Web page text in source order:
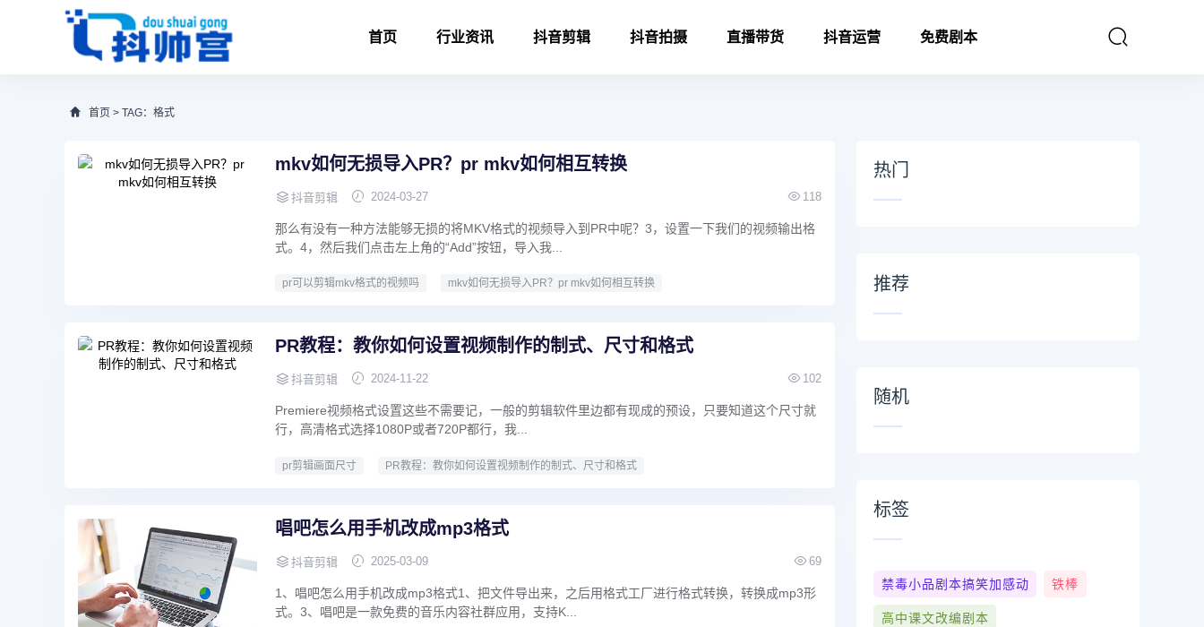
首页 行业资讯 抖音剪辑 抖音拍摄 直播带货 抖音运营 免费剧本
首页 > TAG：格式
mkv如何无损导入PR？pr mkv如何相互转换
抖音剪辑 2024-03-27 118
那么有没有一种方法能够无损的将MKV格式的视频导入到PR中呢？3，设置一下我们的视频输出格
式。4，然后我们点击左上角的“Add”按钮，导入我...
pr可以剪辑mkv格式的视频吗 mkv如何无损导入PR？pr mkv如何相互转换
PR教程：教你如何设置视频制作的制式、尺寸和格式
抖音剪辑 2024-11-22 102
Premiere视频格式设置这些不需要记，一般的剪辑软件里边都有现成的预设，只要知道这个尺寸就
行，高清格式选择1080P或者720P都行，我...
pr剪辑画面尺寸 PR教程：教你如何设置视频制作的制式、尺寸和格式
唱吧怎么用手机改成mp3格式
抖音剪辑 2025-03-09 69
1、唱吧怎么用手机改成mp3格式1、把文件导出来，之后用格式工厂进行格式转换，转换成mp3形
式。3、唱吧是一款免费的音乐内容社群应用，支持K...
热门
推荐
随机
标签
禁毒小品剧本搞笑加感动 铁棒
高中课文改编剧本